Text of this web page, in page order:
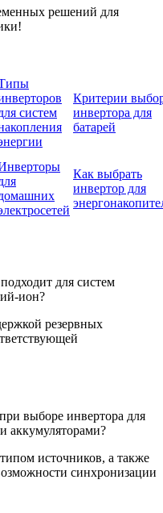
решений для
систем
Критерии
инвертора для
батарей
Как выбрать
инвертор для
для систем
ион?
резервных
выборе инвертора для
аккумуляторами?
источников, а также
синхронизации